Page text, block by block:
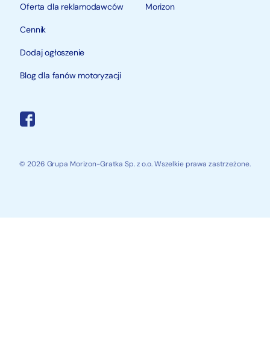
Oferta dla reklamodawców
Cennik
Dodaj ogłoszenie
Blog dla fanów motoryzacji
Morizon
© 2026 Grupa Morizon-Gratka Sp. z o.o. Wszelkie prawa zastrzeżone.